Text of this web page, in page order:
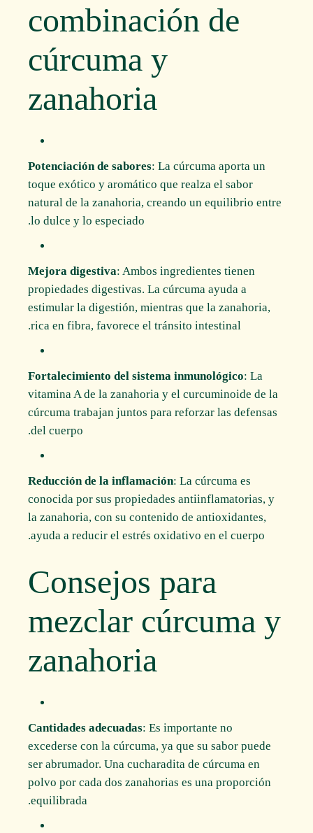
combinación de
cúrcuma y
zanahoria
Potenciación de sabores: La cúrcuma aporta un
toque exótico y aromático que realza el sabor
natural de la zanahoria, creando un equilibrio entre
lo dulce y lo especiado.
Mejora digestiva: Ambos ingredientes tienen
propiedades digestivas. La cúrcuma ayuda a
estimular la digestión, mientras que la zanahoria,
rica en fibra, favorece el tránsito intestinal.
Fortalecimiento del sistema inmunológico: La
vitamina A de la zanahoria y el curcuminoide de la
cúrcuma trabajan juntos para reforzar las defensas
del cuerpo.
Reducción de la inflamación: La cúrcuma es
conocida por sus propiedades antiinflamatorias, y
la zanahoria, con su contenido de antioxidantes,
ayuda a reducir el estrés oxidativo en el cuerpo.
Consejos para
mezclar cúrcuma y
zanahoria
Cantidades adecuadas: Es importante no
excederse con la cúrcuma, ya que su sabor puede
ser abrumador. Una cucharadita de cúrcuma en
polvo por cada dos zanahorias es una proporción
equilibrada.